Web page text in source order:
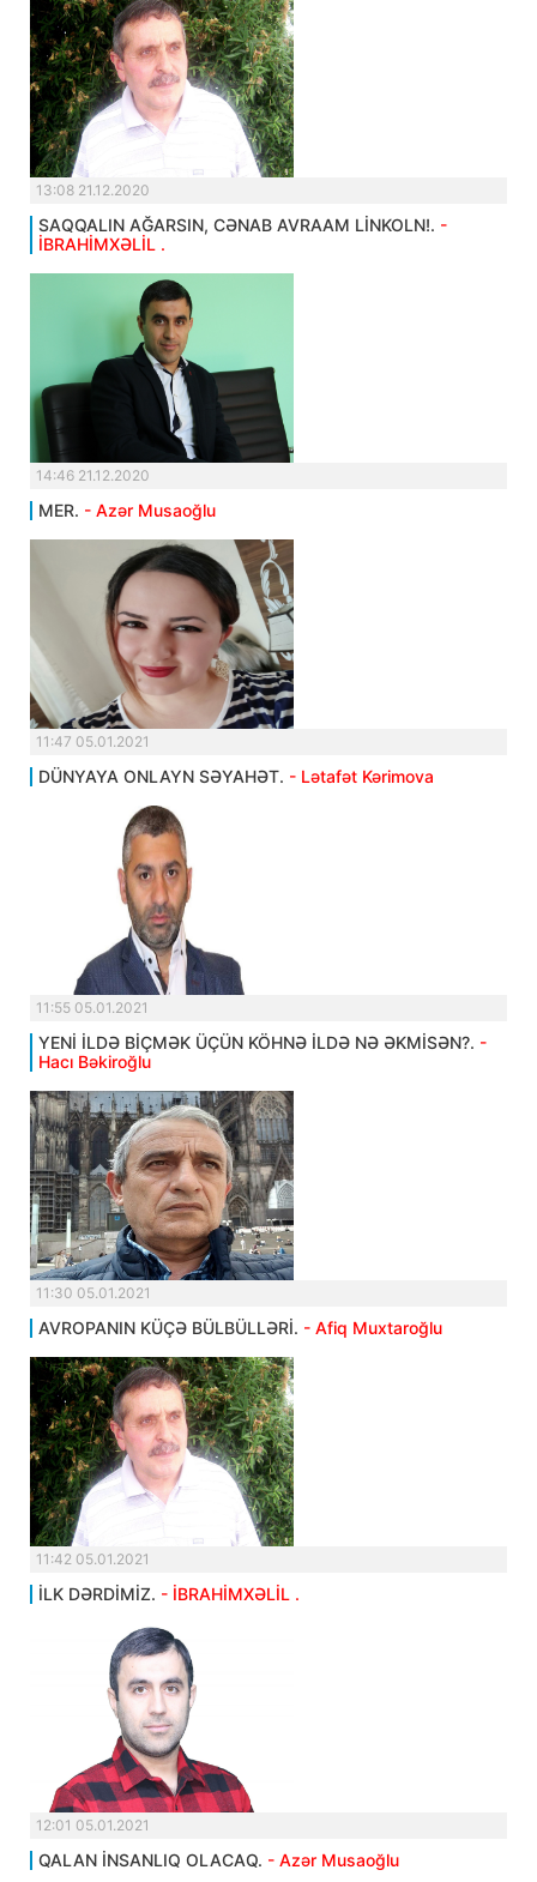
13:08 21.12.2020
SAQQALIN AĞARSIN, CƏNAB AVRAAM LİNKOLN!. -
İBRAHİMXƏLİL .
14:46 21.12.2020
MER. - Azər Musaoğlu
11:47 05.01.2021
DÜNYAYA ONLAYN SƏYAHƏT. - Lətafət Kərimova
11:55 05.01.2021
YENİ İLDƏ BİÇMƏK ÜÇÜN KÖHNƏ İLDƏ NƏ ƏKMİSƏN?. -
Hacı Bəkiroğlu
11:30 05.01.2021
AVROPANIN KÜÇƏ BÜLBÜLLƏRİ. - Afiq Muxtaroğlu
11:42 05.01.2021
İLK DƏRDİMİZ. - İBRAHİMXƏLİL .
12:01 05.01.2021
QALAN İNSANLIQ OLACAQ. - Azər Musaoğlu